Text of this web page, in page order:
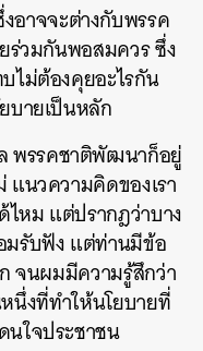
อาจจะต่างกับพรรค
ร่วมกันพอสมควร ซึ่ง
ไม่ต้องคุยอะไรกัน
บายเป็นหลัก
พรรคชาติพัฒนาก็อยู่
นวความคิดของเรา
ไหม แต่ปรากฎว่าบาง
มรับฟัง แต่ท่านมีข้อ
จนผมมีความรู้สึกว่า
นึ่งที่ทำให้นโยบายที่
ใจประชาชน